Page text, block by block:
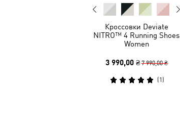
Кроссовки Deviate
NITRO™ 4 Running Shoes
Women
3 990,00 ₴ 7 990,00 ₴
(1 )